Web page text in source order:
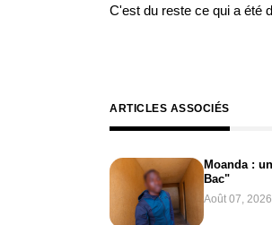
C'est du reste ce qui a été
ARTICLES ASSOCIÉS
Moanda :
Bac"
Août 07, 2026